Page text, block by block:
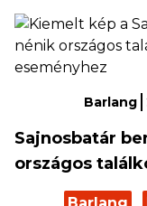
Barlang
Sajnosbatár
országos